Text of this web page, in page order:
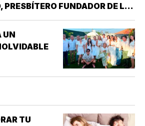
FUNDADOR DE LA
SANTOS Y MÁRTIRES
Y SUS DISCÍPULOS
SAN MIGUEL DE LA
UN
TU